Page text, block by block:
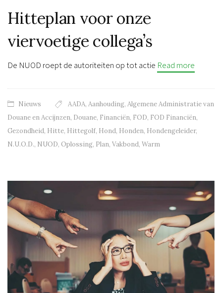
Hitteplan voor onze
viervoetige collega’s
De NUOD roept de autoriteiten op tot actie Read more
Nieuws AADA, Aanhouding, Algemene Administratie van
Douane en Accijnzen, Douane, Financiën, FOD, FOD Financiën,
Gezondheid, Hitte, Hittegolf, Hond, Honden, Hondengeleider,
N.U.O.D., NUOD, Oplossing, Plan, Vakbond, Warm